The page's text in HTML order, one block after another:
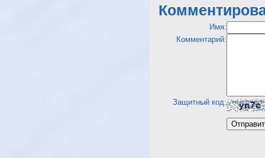
Имя:
Комментарий:
Защитный код: